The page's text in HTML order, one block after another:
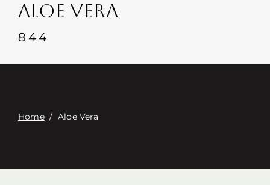
Εκδηλώσεις
Επαφή
ALOE VERA
844
Home/ Aloe Vera